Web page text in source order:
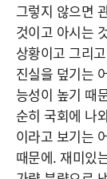
그렇지 않으면
것이고 아시는
상황이고 그리
진실을 덮기는
능성이 높기 때
순히 국회에 나
이라고 보기는
때문에. 재미있